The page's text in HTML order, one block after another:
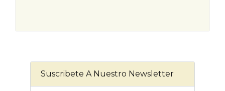
Suscribete A Nuestro Newsletter